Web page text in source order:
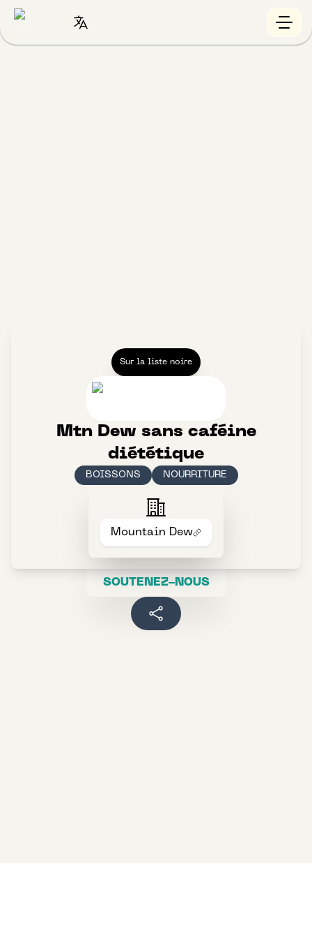
Sur la liste noire
Mtn Dew sans caféine
diététique
BOISSONS NOURRITURE
Mountain Dew
SOUTENEZ-NOUS